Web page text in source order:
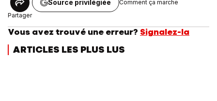
Partager
Source privilégiée Comment ça marche
Vous avez trouvé une erreur? Signalez-la
ARTICLES LES PLUS LUS